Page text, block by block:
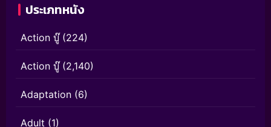
ประเภทหนัง
Action บู๊(224)
Action บู๊(2,140)
Adaptation (6)
Adult (1)